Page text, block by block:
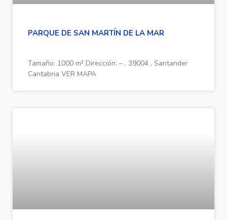
PARQUE DE SAN MARTÍN DE LA MAR
Tamaño: 1000 m² Dirección: – , 39004 , Santander
Cantabria VER MAPA